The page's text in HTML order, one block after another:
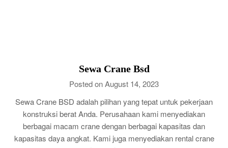
Sewa Crane Bsd
Posted on August 14, 2023
Sewa Crane BSD adalah pilihan yang tepat untuk pekerjaan
konstruksi berat Anda. Perusahaan kami menyediakan
berbagai macam crane dengan berbagai kapasitas dan
kapasitas daya angkat. Kami juga menyediakan rental crane